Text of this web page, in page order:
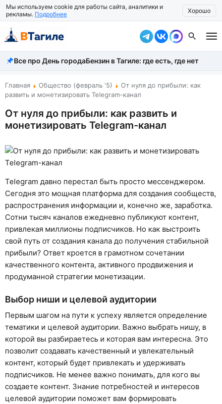
Мы используем cookie для работы сайта, аналитики и
рекламы. Подробнее Хорошо
Все новости
Происшествия
Власть
Жизнь
Экономика
Общество
Рассказать новость
Все про День городаБензин в Тагиле: где есть, где нет
Главная Общество (февраль '5)
От нуля до прибыли: как
развить и монетизировать Telegram-канал
От нуля до прибыли: как развить и
монетизировать Telegram-канал
Telegram давно перестал быть просто мессенджером.
Сегодня это мощная платформа для создания сообществ,
распространения информации и, конечно же, заработка.
Сотни тысяч каналов ежедневно публикуют контент,
привлекая миллионы подписчиков. Но как выстроить
свой путь от создания канала до получения стабильной
прибыли? Ответ кроется в грамотном сочетании
качественного контента, активного продвижения и
продуманной стратегии монетизации.
Выбор ниши и целевой аудитории
Первым шагом на пути к успеху является определение
тематики и целевой аудитории. Важно выбрать нишу, в
которой вы разбираетесь и которая вам интересна. Это
позволит создавать качественный и увлекательный
контент, который будет привлекать и удерживать
подписчиков. Не менее важно понимать, для кого вы
создаете контент. Знание потребностей и интересов
целевой аудитории поможет вам формировать